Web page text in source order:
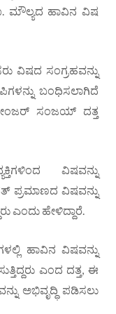
ಮೌಲ್ಯದ ಹಾವಿನ ವಿಷ
ವಿಷದ ಸಂಗ್ರಹವನ್ನು
ಬಂಧಿಸಲಾಗಿದೆ
ಸಂಜಯ್ ದತ್ತ
ವಿಷವನ್ನು
ಪ್ರಮಾಣದ ವಿಷವನ್ನು
ಎಂದು ಹೇಳಿದ್ದಾರೆ.
ಹಾವಿನ ವಿಷವನ್ನು
ಎಂದ ದತ್ತ, ಈ
ಅಭಿವೃದ್ಧಿ ಪಡಿಸಲು